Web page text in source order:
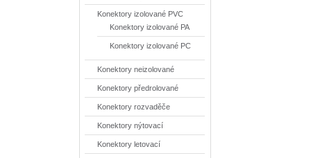
Konektory izolované PVC
Konektory izolované PA
Konektory izolované PC
Konektory neizolované
Konektory předrolované
Konektory rozvaděče
Konektory nýtovací
Konektory letovací